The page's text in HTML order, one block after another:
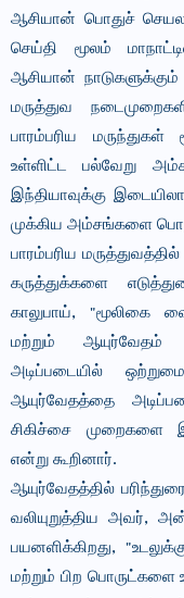
ஆசியான் பொதுச்
செய்தி மூலம்
ஆசியான்
மருத்துவ
பாரம்பரிய மருந்துகள்
உள்ளிட்ட பல்வேறு
இந்தியாவுக்கு
முக்கிய அம்சங்களை
பாரம்பரிய
கருத்துக்களை
காலுபாய், "மூலிகை
மற்றும்
அடிப்படையில்
ஆயுர்வேதத்தை
சிகிச்சை முறைகளை
என்று கூறினார்.
ஆயுர்வேதத்தில்
வலியுறுத்திய அவர்,
பயனளிக்கிறது,
மற்றும் பிற பொருட்களை